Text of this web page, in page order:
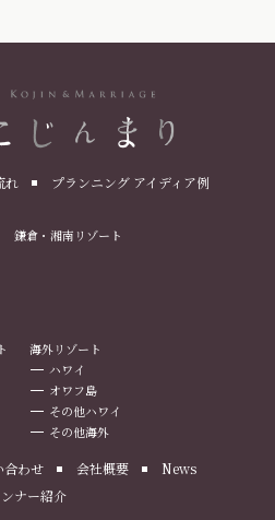
れ
プランニング アイディア例
鎌倉・湘南リゾート
海外リゾート
ハワイ
オワフ島
その他ハワイ
その他海外
合わせ 会社概要
News
ナー紹介